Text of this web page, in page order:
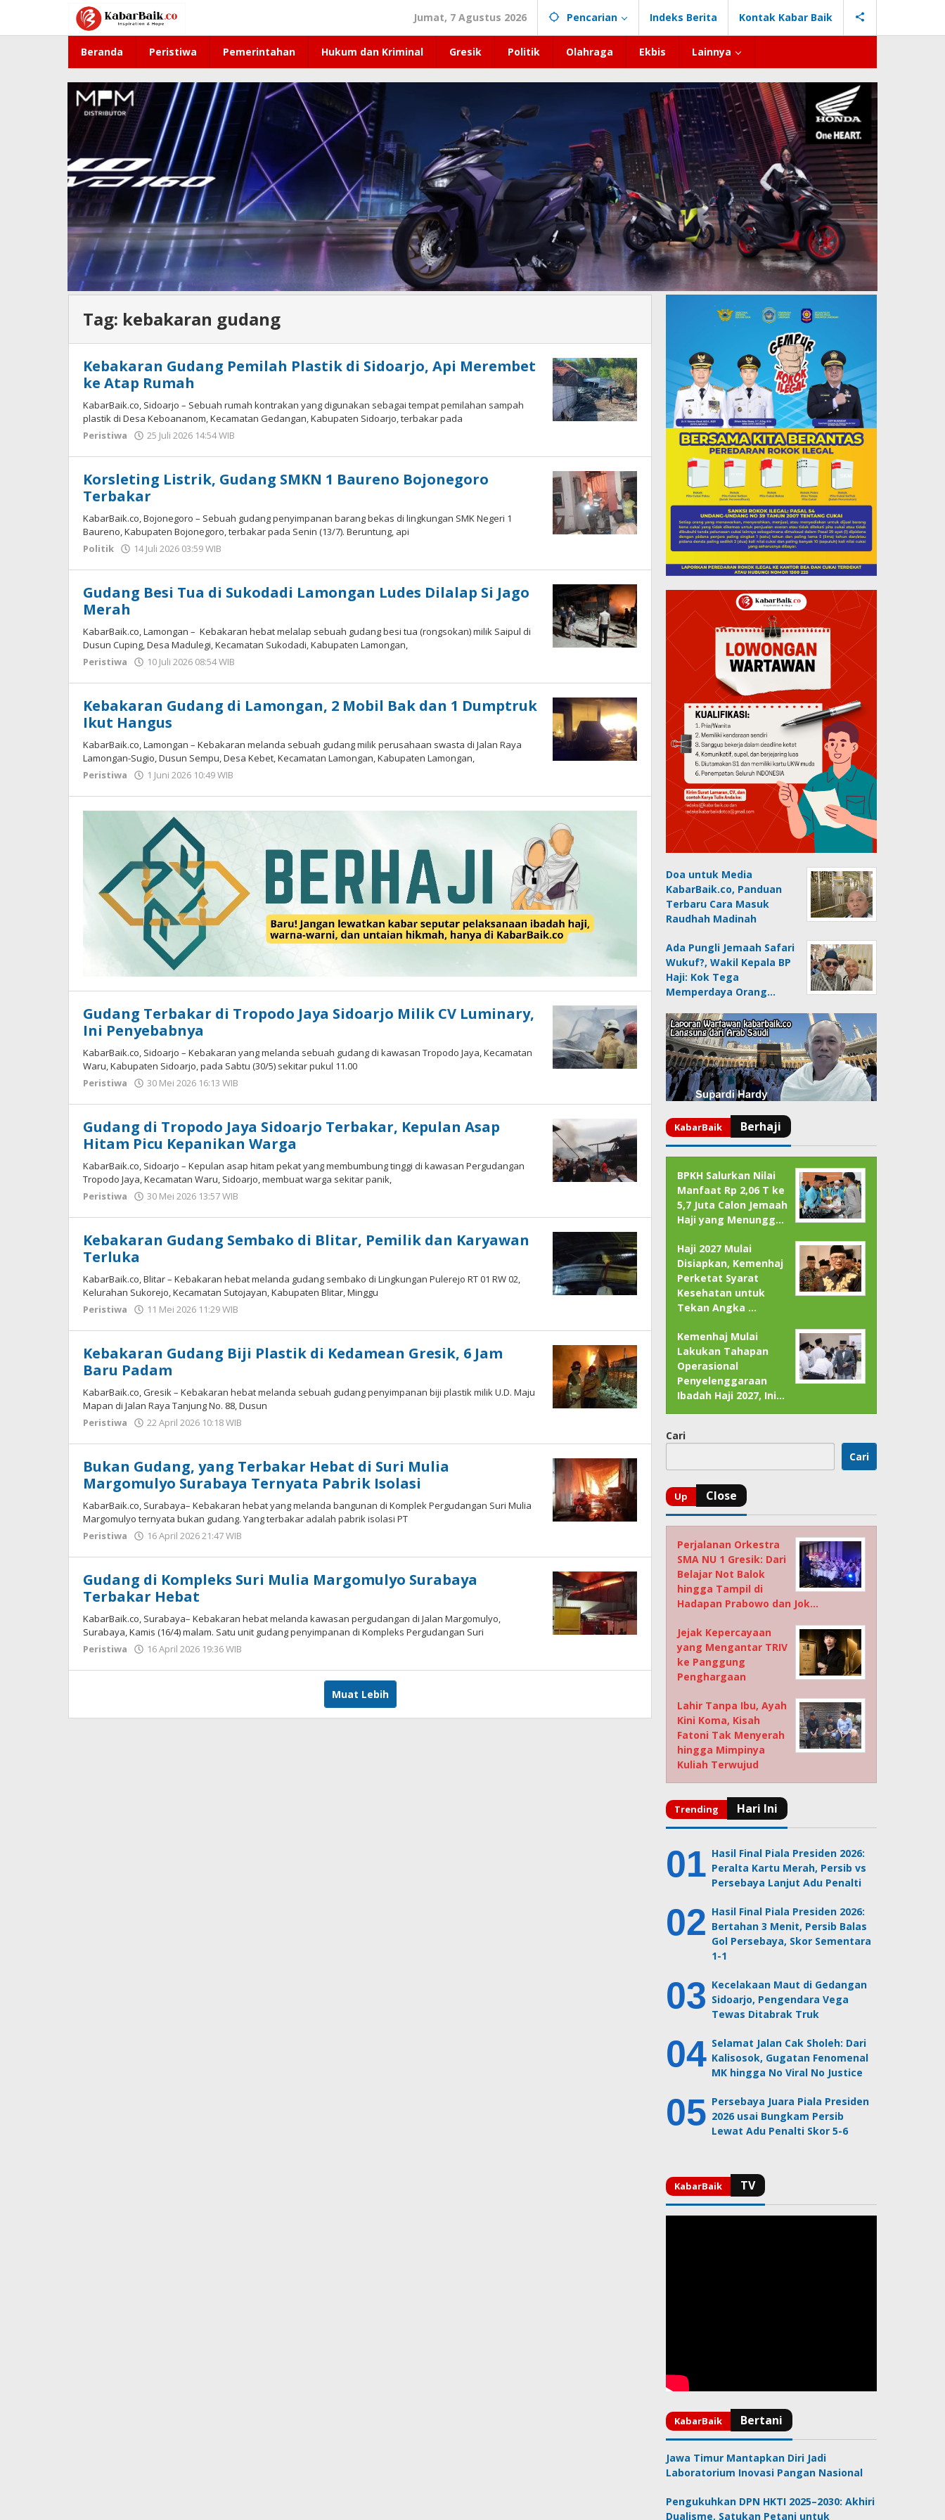
konten
Jumat, 7 Agustus 2026 Pencarian Indeks Berita Kontak Kabar Baik
Beranda Peristiwa Pemerintahan Hukum dan Kriminal Gresik Politik Olahraga Ekbis Lainnya
Tag: kebakaran gudang
Kebakaran Gudang Pemilah Plastik di Sidoarjo, Api Merembet
ke Atap Rumah
KabarBaik.co, Sidoarjo – Sebuah rumah kontrakan yang digunakan sebagai tempat pemilahan sampah
plastik di Desa Keboananom, Kecamatan Gedangan, Kabupaten Sidoarjo, terbakar pada
Peristiwa
25 Juli 2026 14:54 WIB
Korsleting Listrik, Gudang SMKN 1 Baureno Bojonegoro
Terbakar
KabarBaik.co, Bojonegoro – Sebuah gudang penyimpanan barang bekas di lingkungan SMK Negeri 1
Baureno, Kabupaten Bojonegoro, terbakar pada Senin (13/7). Beruntung, api
Politik
14 Juli 2026 03:59 WIB
Gudang Besi Tua di Sukodadi Lamongan Ludes Dilalap Si Jago
Merah
KabarBaik.co, Lamongan – Kebakaran hebat melalap sebuah gudang besi tua (rongsokan) milik Saipul di
Dusun Cuping, Desa Madulegi, Kecamatan Sukodadi, Kabupaten Lamongan,
Peristiwa
10 Juli 2026 08:54 WIB
Kebakaran Gudang di Lamongan, 2 Mobil Bak dan 1 Dumptruk
Ikut Hangus
KabarBaik.co, Lamongan – Kebakaran melanda sebuah gudang milik perusahaan swasta di Jalan Raya
Lamongan-Sugio, Dusun Sempu, Desa Kebet, Kecamatan Lamongan, Kabupaten Lamongan,
Peristiwa
1 Juni 2026 10:49 WIB
Gudang Terbakar di Tropodo Jaya Sidoarjo Milik CV Luminary,
Ini Penyebabnya
KabarBaik.co, Sidoarjo – Kebakaran yang melanda sebuah gudang di kawasan Tropodo Jaya, Kecamatan
Waru, Kabupaten Sidoarjo, pada Sabtu (30/5) sekitar pukul 11.00
Peristiwa
30 Mei 2026 16:13 WIB
Gudang di Tropodo Jaya Sidoarjo Terbakar, Kepulan Asap
Hitam Picu Kepanikan Warga
KabarBaik.co, Sidoarjo – Kepulan asap hitam pekat yang membumbung tinggi di kawasan Pergudangan
Tropodo Jaya, Kecamatan Waru, Sidoarjo, membuat warga sekitar panik,
Peristiwa
30 Mei 2026 13:57 WIB
Kebakaran Gudang Sembako di Blitar, Pemilik dan Karyawan
Terluka
KabarBaik.co, Blitar – Kebakaran hebat melanda gudang sembako di Lingkungan Pulerejo RT 01 RW 02,
Kelurahan Sukorejo, Kecamatan Sutojayan, Kabupaten Blitar, Minggu
Peristiwa
11 Mei 2026 11:29 WIB
Kebakaran Gudang Biji Plastik di Kedamean Gresik, 6 Jam
Baru Padam
KabarBaik.co, Gresik – Kebakaran hebat melanda sebuah gudang penyimpanan biji plastik milik U.D. Maju
Mapan di Jalan Raya Tanjung No. 88, Dusun
Peristiwa
22 April 2026 10:18 WIB
Bukan Gudang, yang Terbakar Hebat di Suri Mulia
Margomulyo Surabaya Ternyata Pabrik Isolasi
KabarBaik.co, Surabaya– Kebakaran hebat yang melanda bangunan di Komplek Pergudangan Suri Mulia
Margomulyo ternyata bukan gudang. Yang terbakar adalah pabrik isolasi PT
Peristiwa
16 April 2026 21:47 WIB
Gudang di Kompleks Suri Mulia Margomulyo Surabaya
Terbakar Hebat
KabarBaik.co, Surabaya– Kebakaran hebat melanda kawasan pergudangan di Jalan Margomulyo,
Surabaya, Kamis (16/4) malam. Satu unit gudang penyimpanan di Kompleks Pergudangan Suri
Peristiwa
16 April 2026 19:36 WIB
Muat Lebih
Doa untuk Media
KabarBaik.co, Panduan
Terbaru Cara Masuk
Raudhah Madinah
Ada Pungli Jemaah Safari
Wukuf?, Wakil Kepala BP
Haji: Kok Tega
Memperdaya Orang…
BPKH Salurkan Nilai
Manfaat Rp 2,06 T ke
5,7 Juta Calon Jemaah
Haji yang Menungg…
Haji 2027 Mulai
Disiapkan, Kemenhaj
Perketat Syarat
Kesehatan untuk
Tekan Angka …
Kemenhaj Mulai
Lakukan Tahapan
Operasional
Penyelenggaraan
Ibadah Haji 2027, Ini…
Cari
Cari
Perjalanan Orkestra
SMA NU 1 Gresik: Dari
Belajar Not Balok
hingga Tampil di
Hadapan Prabowo dan Jok…
Jejak Kepercayaan
yang Mengantar TRIV
ke Panggung
Penghargaan
Lahir Tanpa Ibu, Ayah
Kini Koma, Kisah
Fatoni Tak Menyerah
hingga Mimpinya
Kuliah Terwujud
Hasil Final Piala Presiden 2026:
Peralta Kartu Merah, Persib vs
Persebaya Lanjut Adu Penalti
Hasil Final Piala Presiden 2026:
Bertahan 3 Menit, Persib Balas
Gol Persebaya, Skor Sementara
1-1
Kecelakaan Maut di Gedangan
Sidoarjo, Pengendara Vega
Tewas Ditabrak Truk
Selamat Jalan Cak Sholeh: Dari
Kalisosok, Gugatan Fenomenal
MK hingga No Viral No Justice
Persebaya Juara Piala Presiden
2026 usai Bungkam Persib
Lewat Adu Penalti Skor 5-6
Jawa Timur Mantapkan Diri Jadi
Laboratorium Inovasi Pangan Nasional
Pengukuhkan DPN HKTI 2025–2030: Akhiri
Dualisme, Satukan Petani untuk